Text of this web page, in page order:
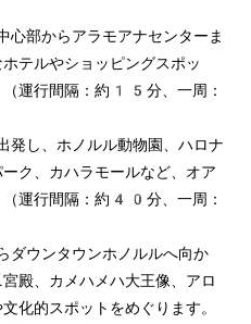
部からアラモアナセンターま
テルやショッピングスポッ
（運行間隔：約15分、一周：
発し、ホノルル動物園、ハロナ
ク、カハラモールなど、オア
（運行間隔：約40分、一周：
ダウンタウンホノルルへ向か
殿、カメハメハ大王像、アロ
化的スポットをめぐります。